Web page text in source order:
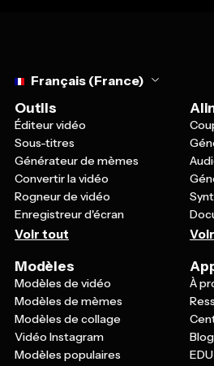
Éditeur vidéo
Sous-titres
Générateur de mèmes
Convertir la vidéo
Rogneur de vidéo
Enregistreur d'écran
Voir tout
Modèles de vidéo
Modèles de mèmes
Modèles de collage
Vidéo Instagram
Modèles populaires
Modèles EDU
À
Blog
EDU